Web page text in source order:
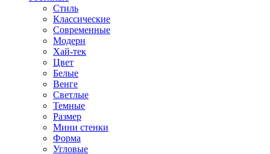
Стиль
Классические
Современные
Модерн
Хай-тек
Цвет
Белые
Венге
Светлые
Темные
Размер
Мини стенки
Форма
Угловые